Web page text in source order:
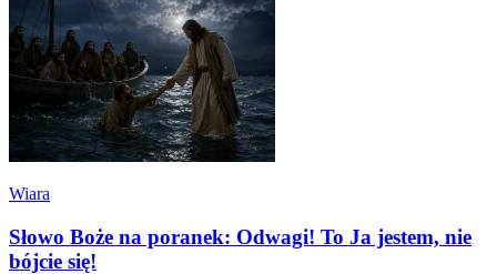
Wiara
Słowo Boże na poranek: Odwagi! To Ja jestem, nie
bójcie się!